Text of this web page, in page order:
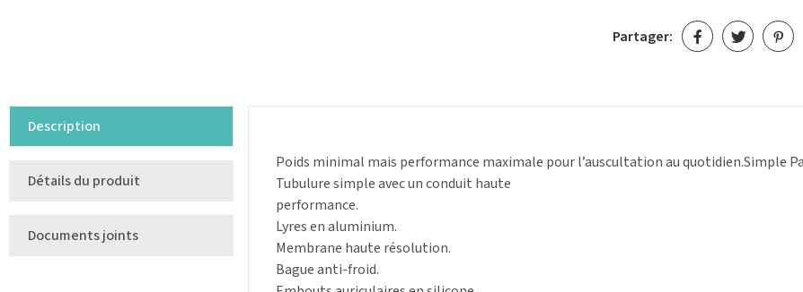
Partager:
Description
Détails du produit
Documents joints
Poids minimal mais performance maximale pour l’auscultation au quotidien.Simple
Tubulure simple avec un conduit haute
performance.
Lyres en aluminium.
Membrane haute résolution.
Bague anti-froid.